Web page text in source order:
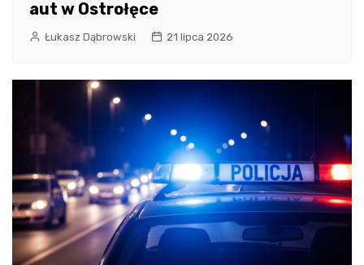
aut w Ostrołęce
Łukasz Dąbrowski 21 lipca 2026